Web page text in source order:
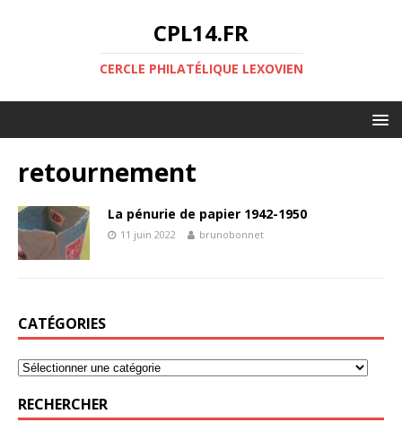
CPL14.FR
CERCLE PHILATÉLIQUE LEXOVIEN
retournement
La pénurie de papier 1942-1950
11 juin 2022 brunobonnet
CATÉGORIES
RECHERCHER